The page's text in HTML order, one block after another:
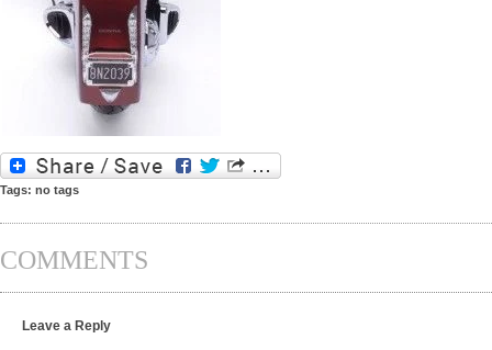
Tags: no tags
COMMENTS
Leave a Reply